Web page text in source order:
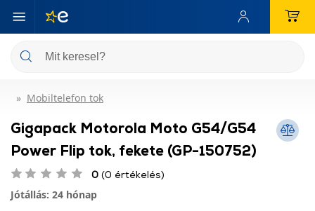
Mobiltelefon tok
Gigapack Motorola Moto G54/G54
Power Flip tok, fekete (GP-150752)
0 (0 értékelés)
Jótállás: 24 hónap